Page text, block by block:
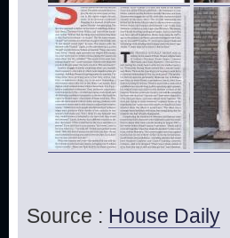
Source : House Daily